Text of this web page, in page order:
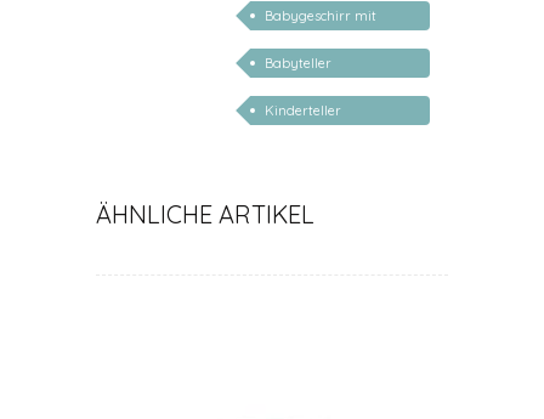
Babygeschirr mit
Name
Babyteller
personalisiert
Kinderteller
ÄHNLICHE ARTIKEL